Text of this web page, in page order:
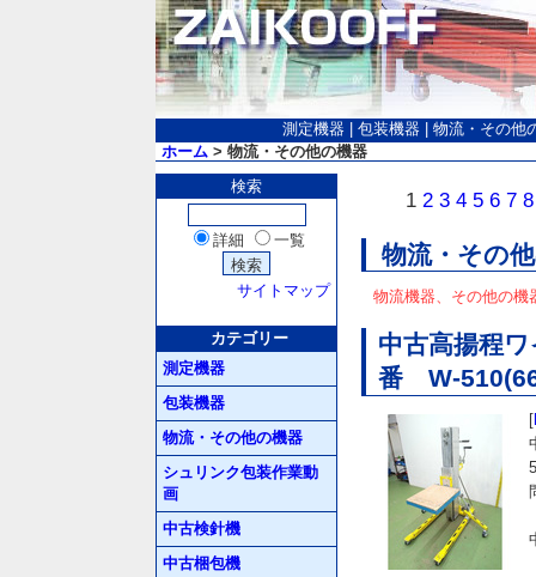
測定機器 包装機器
物流・その他
ホーム > 物流・その他の機器
検索
詳細 一覧
サイトマップ
カテゴリー
測定機器
包装機器
物流・その他の機器
シュリンク包装作業動
画
中古検針機
中古梱包機
1 2 3 4 5 6 7 8
物流・その
物流機器、その他の機
中古高揚程
番 W-
[